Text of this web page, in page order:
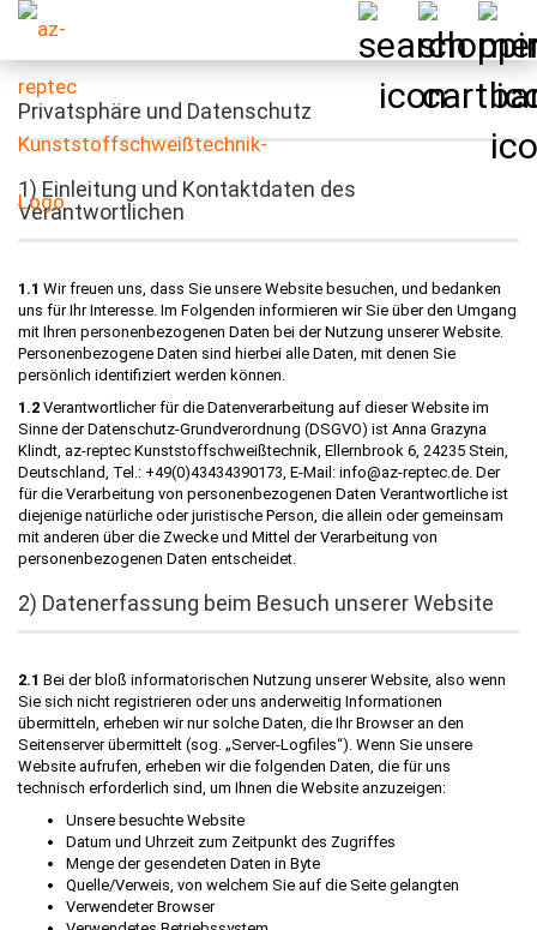
Privatsphäre und Datenschutz
1) Einleitung und Kontaktdaten des
Verantwortlichen
1.1 Wir freuen uns, dass Sie unsere Website besuchen, und bedanken
uns für Ihr Interesse. Im Folgenden informieren wir Sie über den Umgang
mit Ihren personenbezogenen Daten bei der Nutzung unserer Website.
Personenbezogene Daten sind hierbei alle Daten, mit denen Sie
persönlich identifiziert werden können.
1.2 Verantwortlicher für die Datenverarbeitung auf dieser Website im
Sinne der Datenschutz-Grundverordnung (DSGVO) ist Anna Grazyna
Klindt, az-reptec Kunststoffschweißtechnik, Ellernbrook 6, 24235 Stein,
Deutschland, Tel.: +49(0)43434390173, E-Mail: info@az-reptec.de. Der
für die Verarbeitung von personenbezogenen Daten Verantwortliche ist
diejenige natürliche oder juristische Person, die allein oder gemeinsam
mit anderen über die Zwecke und Mittel der Verarbeitung von
personenbezogenen Daten entscheidet.
2) Datenerfassung beim Besuch unserer Website
2.1 Bei der bloß informatorischen Nutzung unserer Website, also wenn
Sie sich nicht registrieren oder uns anderweitig Informationen
übermitteln, erheben wir nur solche Daten, die Ihr Browser an den
Seitenserver übermittelt (sog. „Server-Logfiles“). Wenn Sie unsere
Website aufrufen, erheben wir die folgenden Daten, die für uns
technisch erforderlich sind, um Ihnen die Website anzuzeigen:
Unsere besuchte Website
Datum und Uhrzeit zum Zeitpunkt des Zugriffes
Menge der gesendeten Daten in Byte
Quelle/Verweis, von welchem Sie auf die Seite gelangten
Verwendeter Browser